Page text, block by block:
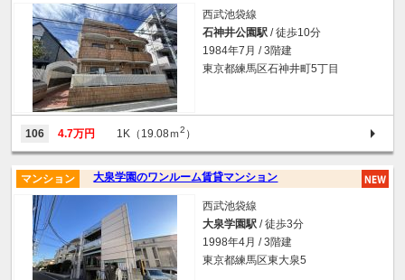
西武池袋線
石神井公園駅 / 徒歩10分
1984年7月 / 3階建
東京都練馬区石神井町5丁目
106 4.7万円 1K（19.08ｍ2 ）
大泉学園のワンルーム賃貸マンション
マンション
西武池袋線
大泉学園駅 / 徒歩3分
1998年4月 / 3階建
東京都練馬区東大泉5